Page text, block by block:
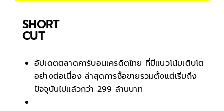
SHORT
CUT
อัปเดตตลาดคาร์บอนเครดิตไทย ที่มีแนวโน้มเติบโต
อย่างต่อเนื่อง ล่าสุดการซื้อขายรวมตั้งแต่เริ่มถึง
ปัจจุบันไปแล้วกว่า 299 ล้านบาท